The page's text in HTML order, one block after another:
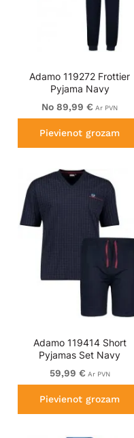
Adamo 119272 Frottier
Pyjama Navy
No 89,99 € Ar PVN
Pievienot grozam
Adamo 119414 Short
Pyjamas Set Navy
59,99 € Ar PVN
Pievienot grozam